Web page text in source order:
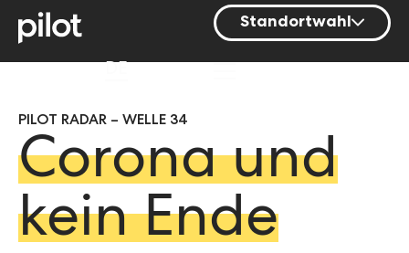
Standortwahl
Berlin
München
Stuttgart
PILOT RADAR – WELLE 34
Corona und
kein Ende